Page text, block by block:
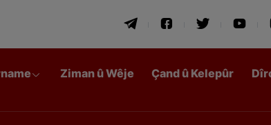
Ziman û Wêje Çand û Kelepûr